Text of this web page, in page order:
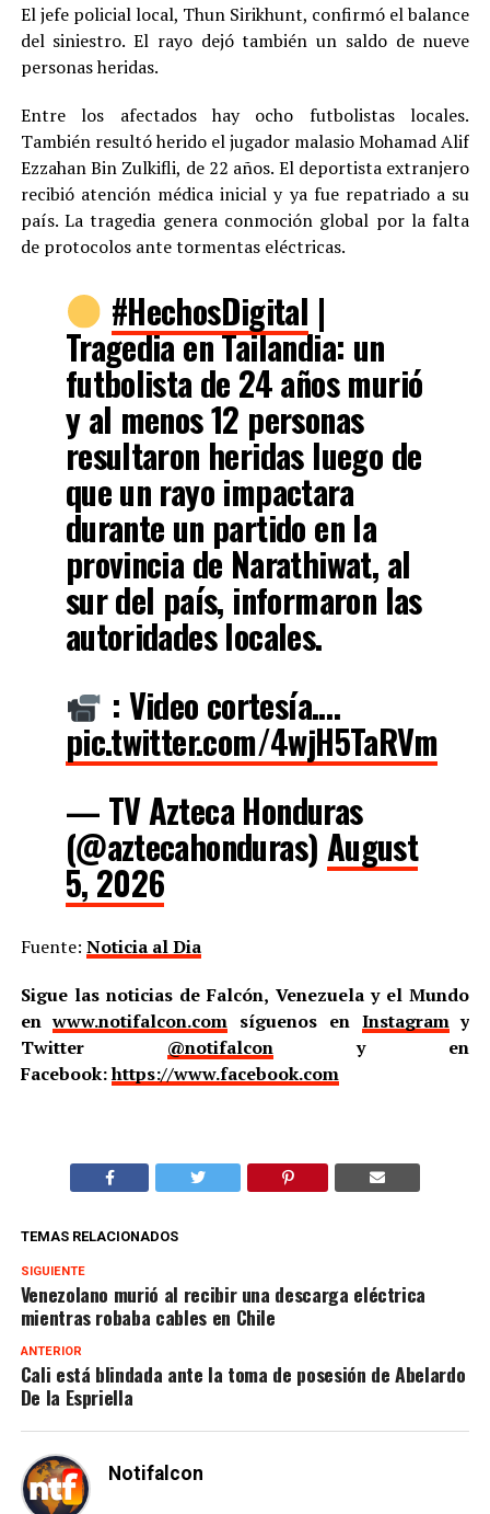
El jefe policial local, Thun Sirikhunt, confirmó el balance
del siniestro. El rayo dejó también un saldo de nueve
personas heridas.
Entre los afectados hay ocho futbolistas locales.
También resultó herido el jugador malasio Mohamad Alif
Ezzahan Bin Zulkifli, de 22 años. El deportista extranjero
recibió atención médica inicial y ya fue repatriado a su
país. La tragedia genera conmoción global por la falta
de protocolos ante tormentas eléctricas.
#HechosDigital |
Tragedia en Tailandia: un
futbolista de 24 años murió
y al menos 12 personas
resultaron heridas luego de
que un rayo impactara
durante un partido en la
provincia de Narathiwat, al
sur del país, informaron las
autoridades locales.
: Video cortesía.…
pic.twitter.com/4wjH5TaRVm
— TV Azteca Honduras
(@aztecahonduras) August
5, 2026
Fuente: Noticia al Dia
Sigue las noticias de Falcón, Venezuela y el Mundo
enwww.notifalcon.com síguenos en Instagramy
Twitter @notifalcony en
Facebook:https://www.facebook.com
TEMAS RELACIONADOS
SIGUIENTE
Venezolano murió al recibir una descarga eléctrica
mientras robaba cables en Chile
ANTERIOR
Cali está blindada ante la toma de posesión de Abelardo
De la Espriella
Notifalcon